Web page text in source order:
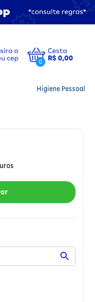
o
cep
0
Cesta
R$ 0,00
Higiene Pessoal